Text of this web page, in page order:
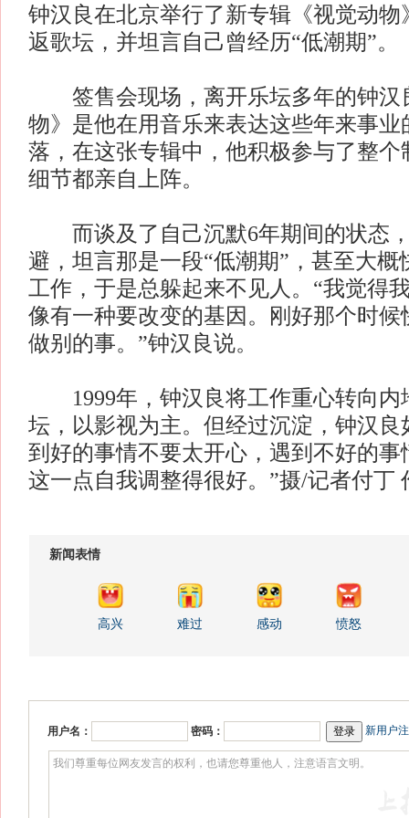
钟汉良在北京举行了新专辑《视觉动物
返歌坛，并坦言自己曾经历“低潮期”。
签售会现场，离开乐坛多年的钟汉
物》是他在用音乐来表达这些年来事业
落，在这张专辑中，他积极参与了整个
细节都亲自上阵。
而谈及了自己沉默6年期间的状态
避，坦言那是一段“低潮期”，甚至大概
工作，于是总躲起来不见人。“我觉得
像有一种要改变的基因。刚好那个时候
做别的事。”钟汉良说。
1999年，钟汉良将工作重心转向内
坛，以影视为主。但经过沉淀，钟汉良
到好的事情不要太开心，遇到不好的事
这一点自我调整得很好。”摄/记者付丁
新闻表情
高兴 难过 感动 愤怒
用户名： 密码： 新用户